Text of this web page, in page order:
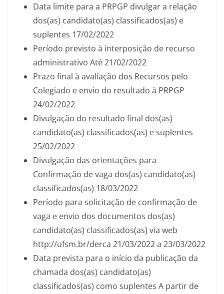
Data limite para a PRPGP divulgar a relação
dos(as) candidato(as) classificados(as) e
suplentes 17/02/2022
Período previsto à interposição de recurso
administrativo Até 21/02/2022
Prazo final à avaliação dos Recursos pelo
Colegiado e envio do resultado à PRPGP
24/02/2022
Divulgação do resultado final dos(as)
candidato(as) classificados(as) e suplentes
25/02/2022
Divulgação das orientações para
Confirmação de vaga dos(as) candidato(as)
classificados(as) 18/03/2022
Período para solicitação de confirmação de
vaga e envio dos documentos dos(as)
candidato(as) classificados(as) via web
http://ufsm.br/derca 21/03/2022 a 23/03/2022
Data prevista para o início da publicação da
chamada dos(as) candidato(as)
classificados(as) como suplentes A partir de